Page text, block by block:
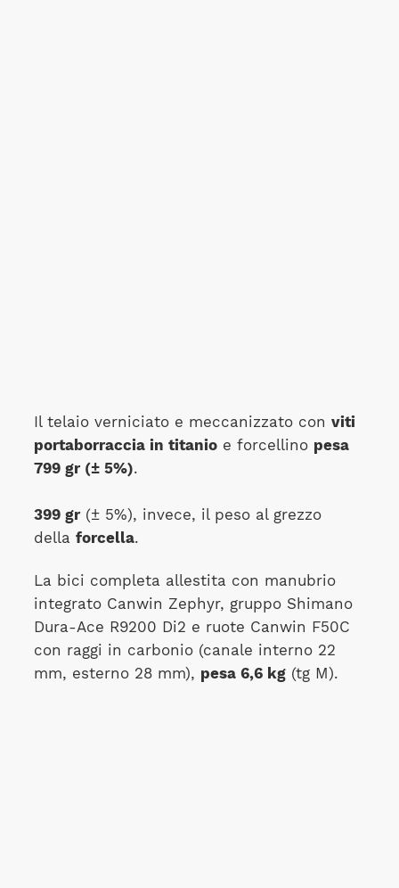
Il telaio verniciato e meccanizzato con viti
portaborraccia in titanioe forcellino pesa
799 gr (± 5%).
399 gr(± 5%), invece, il peso al grezzo
della forcella.
La bici completa allestita con manubrio
integrato Canwin Zephyr, gruppo Shimano
Dura-Ace R9200 Di2 e ruote Canwin F50C
con raggi in carbonio (canale interno 22
mm, esterno 28 mm), pesa 6,6 kg(tg M).